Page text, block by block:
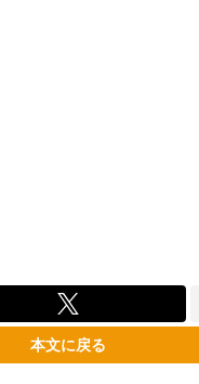
本文に戻る